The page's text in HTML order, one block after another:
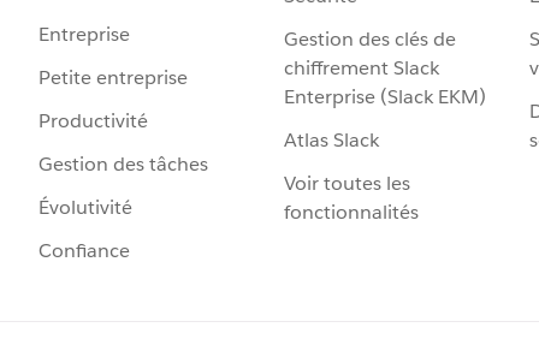
Entreprise
Petite entreprise
Productivité
Gestion des tâches
Évolutivité
Confiance
Gestion des clés de
chiffrement Slack
Enterprise (Slack EKM)
Atlas Slack
Voir toutes les
fonctionnalités